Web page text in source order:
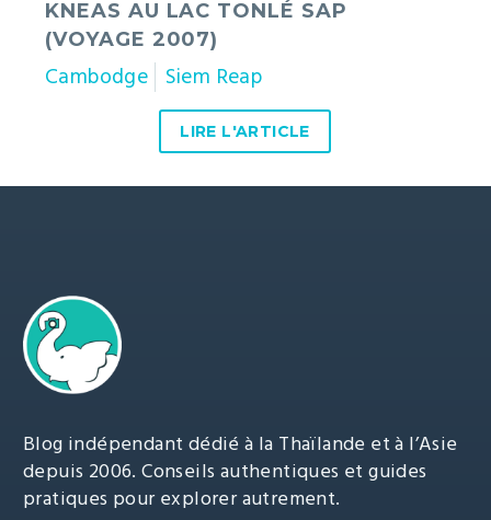
KNEAS AU LAC TONLÉ SAP
(VOYAGE 2007)
Cambodge Siem Reap
LIRE L'ARTICLE
Blog indépendant dédié à la Thaïlande et à l’Asie
depuis 2006. Conseils authentiques et guides
pratiques pour explorer autrement.